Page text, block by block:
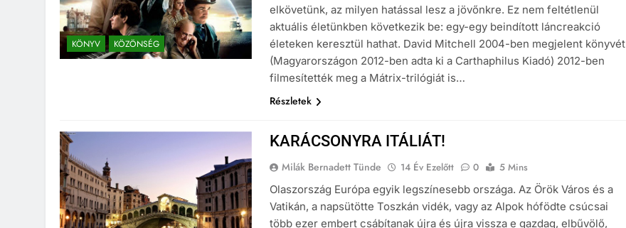
KÖNYV KÖZÖNSÉG
elkövetünk, az milyen hatással lesz a jövőnkre. Ez nem feltétlenül
aktuális életünkben következik be: egy-egy beindított láncreakció
életeken keresztül hathat. David Mitchell 2004-ben megjelent könyvét
(Magyarországon 2012-ben adta ki a Carthaphilus Kiadó) 2012-ben
filmesítették meg a Mátrix-trilógiát is…
Részletek
KARÁCSONYRA ITÁLIÁT!
Milák Bernadett Tünde 14 Év Ezelőtt 0
5 Mins
Olaszország Európa egyik legszínesebb országa. Az Örök Város és a
Vatikán, a napsütötte Toszkán vidék, vagy az Alpok hófödte csúcsai
több ezer embert csábítanak újra és újra vissza e gazdag, elbűvölő,